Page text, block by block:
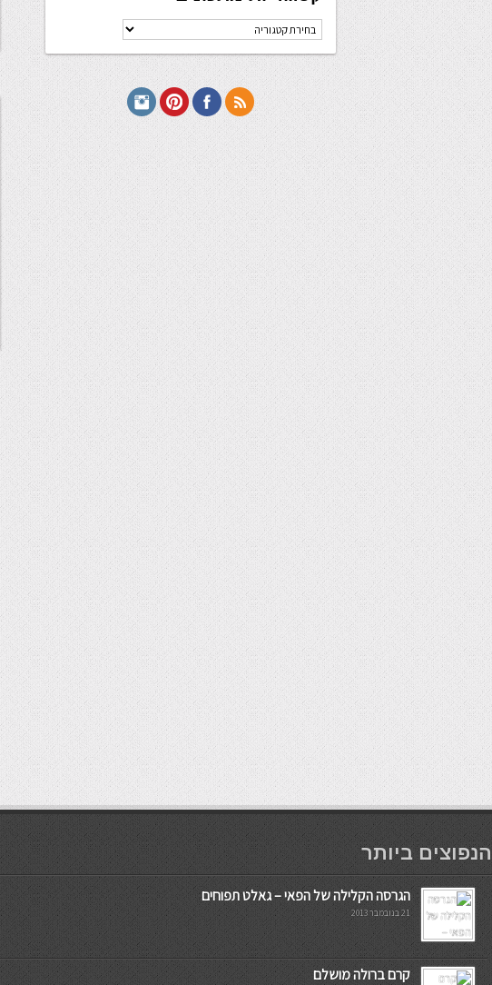
קטגוריות
מתכונים
мостбет кг
הנפוצים ביותר
הגרסה הקלילה של הפאי – גאלט תפוחים
21 בנובמבר 2013
קרם ברולה מושלם